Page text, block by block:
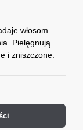
włosom
Pielęgnują
i zniszczone.